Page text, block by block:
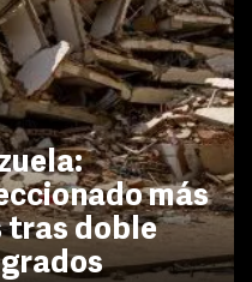
más
tras doble
grados